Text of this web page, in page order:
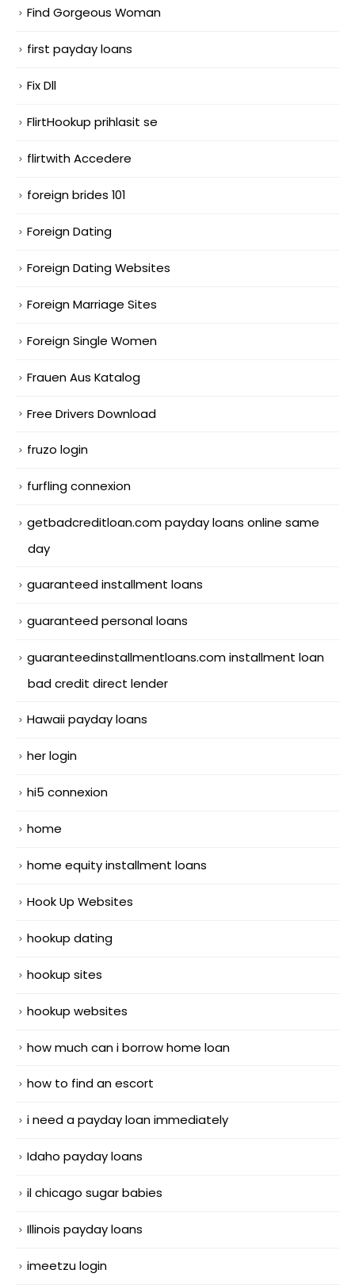
Find Gorgeous Woman
first payday loans
Fix Dll
FlirtHookup prihlasit se
flirtwith Accedere
foreign brides 101
Foreign Dating
Foreign Dating Websites
Foreign Marriage Sites
Foreign Single Women
Frauen Aus Katalog
Free Drivers Download
fruzo login
furfling connexion
getbadcreditloan.com payday loans online same
day
guaranteed installment loans
guaranteed personal loans
guaranteedinstallmentloans.com installment loan
bad credit direct lender
Hawaii payday loans
her login
hi5 connexion
home
home equity installment loans
Hook Up Websites
hookup dating
hookup sites
hookup websites
how much can i borrow home loan
how to find an escort
i need a payday loan immediately
Idaho payday loans
il chicago sugar babies
Illinois payday loans
imeetzu login